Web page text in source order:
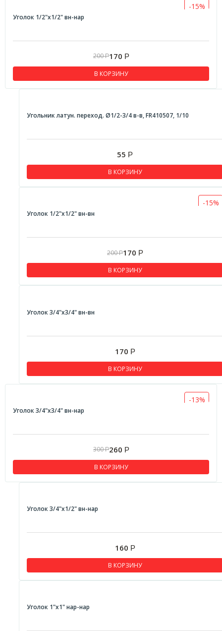
-15%
Уголок 1/2"x1/2" вн-нар
200Р170 Р
В КОРЗИНУ
Угольник латун. переход. Ø1/2-3/4 в-в, FR410507, 1/10
55 Р
В КОРЗИНУ
-15%
Уголок 1/2"x1/2" вн-вн
200Р170 Р
В КОРЗИНУ
Уголок 3/4"x3/4" вн-вн
170 Р
В КОРЗИНУ
-13%
Уголок 3/4"x3/4" вн-нар
300Р260 Р
В КОРЗИНУ
Уголок 3/4"x1/2" вн-нар
160 Р
В КОРЗИНУ
Уголок 1"x1" нар-нар